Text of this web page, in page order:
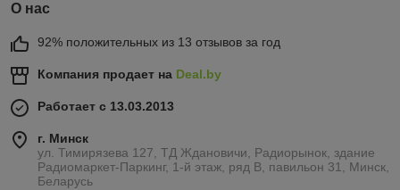
О нас
92% положительных из 13 отзывов за год
Компания продает на Deal.by
Работает с 13.03.2013
г. Минск
ул. Тимирязева 127, ТД Ждановичи, Радиорынок, здание
Радиомаркет-Паркинг, 1-й этаж, ряд В, павильон 31, Минск,
Беларусь